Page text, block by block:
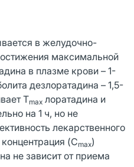
в желудочно-
максимальной
в плазме крови – 1-
дезлоратадина – 1,5-
Tmax лоратадина и
на 1 ч, но не
лекарственного
(Cmax)
не зависит от приема